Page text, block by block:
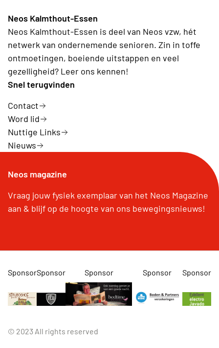
Neos Kalmthout-Essen
Neos Kalmthout-Essen is deel van Neos vzw, hét
netwerk van ondernemende senioren. Zin in toffe
ontmoetingen, boeiende uitstappen en veel
gezelligheid? Leer ons kennen!
Snel terugvinden
Contact
Word lid
Nuttige Links
Nieuws
Neos magazine
Vraag jouw fysiek exemplaar van het Neos Magazine
aan & blijf op de hoogte van ons bewegingsnieuws!
SponsorSponsor Sponsor Sponsor Sponsor
© 2023 All rights reserved